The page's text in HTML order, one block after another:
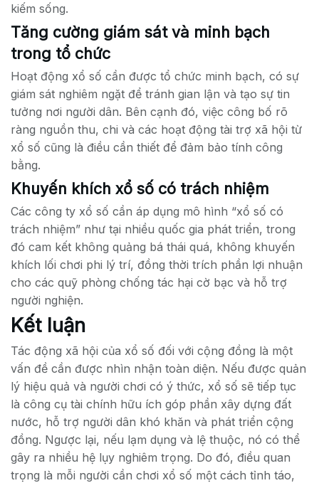
kiếm sống.
Tăng cường giám sát và minh bạch
trong tổ chức
Hoạt động xổ số cần được tổ chức minh bạch, có sự
giám sát nghiêm ngặt để tránh gian lận và tạo sự tin
tưởng nơi người dân. Bên cạnh đó, việc công bố rõ
ràng nguồn thu, chi và các hoạt động tài trợ xã hội từ
xổ số cũng là điều cần thiết để đảm bảo tính công
bằng.
Khuyến khích xổ số có trách nhiệm
Các công ty xổ số cần áp dụng mô hình “xổ số có
trách nhiệm” như tại nhiều quốc gia phát triển, trong
đó cam kết không quảng bá thái quá, không khuyến
khích lối chơi phi lý trí, đồng thời trích phần lợi nhuận
cho các quỹ phòng chống tác hại cờ bạc và hỗ trợ
người nghiện.
Kết luận
Tác động xã hội của xổ số đối với cộng đồng là một
vấn đề cần được nhìn nhận toàn diện. Nếu được quản
lý hiệu quả và người chơi có ý thức, xổ số sẽ tiếp tục
là công cụ tài chính hữu ích góp phần xây dựng đất
nước, hỗ trợ người dân khó khăn và phát triển cộng
đồng. Ngược lại, nếu lạm dụng và lệ thuộc, nó có thể
gây ra nhiều hệ lụy nghiêm trọng. Do đó, điều quan
trọng là mỗi người cần chơi xổ số một cách tỉnh táo,